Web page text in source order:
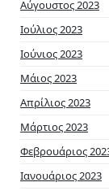
Αύγουστος 2023
Ιούλιος 2023
Ιούνιος 2023
Μάιος 2023
Απρίλιος 2023
Μάρτιος 2023
Φεβρουάριος
Ιανουάριος 2023